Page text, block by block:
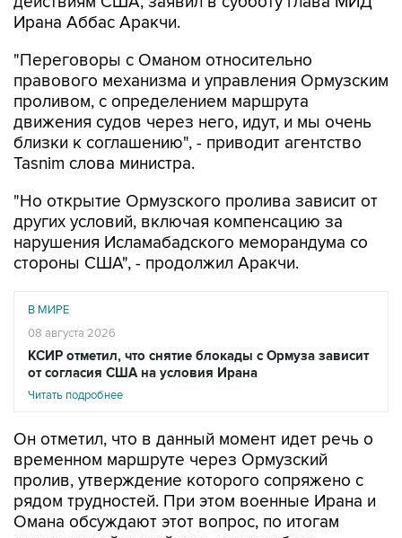
"Переговоры с Оманом относительно
проливом, с определением маршрута
движения судов через него, идут, и мы очень
близки к соглашению", - приводит агентство
Tasnim слова министра.
"Но открытие Ормузского пролива зависит от
нарушения Исламабадского меморандума со
стороны США", - продолжил Аракчи.
В МИРЕ
КСИР отметил, что снятие блокады с Ормуза зависит
от согласия США на условия Ирана
Читать подробнее
Он отметил, что в данный момент идет речь о
пролив, утверждение которого сопряжено с
рядом трудностей. При этом военные Ирана и
Омана обсуждают этот вопрос, по итогам
консультаций новый путь должен быть
определен.